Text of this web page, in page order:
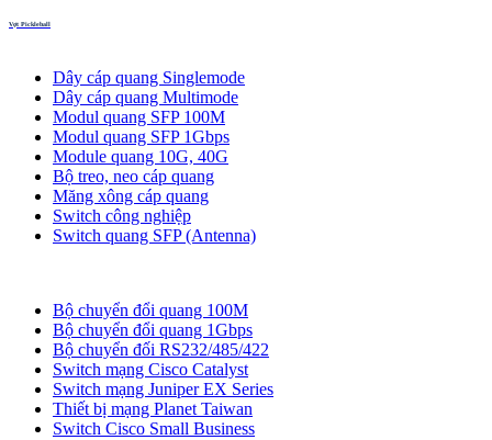
Vợt Pickleball
Dây cáp quang Singlemode
Dây cáp quang Multimode
Modul quang SFP 100M
Modul quang SFP 1Gbps
Module quang 10G, 40G
Bộ treo, neo cáp quang
Măng xông cáp quang
Switch công nghiệp
Switch quang SFP (Antenna)
Bộ chuyển đổi quang 100M
Bộ chuyển đổi quang 1Gbps
Bộ chuyển đối RS232/485/422
Switch mạng Cisco Catalyst
Switch mạng Juniper EX Series
Thiết bị mạng Planet Taiwan
Switch Cisco Small Business